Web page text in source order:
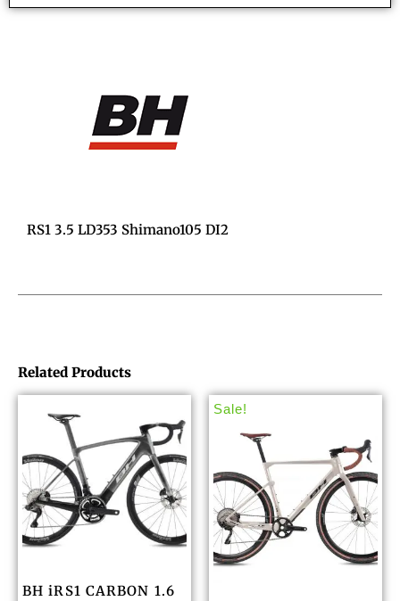
RS1 3.5 LD353 Shimano105 DI2
Related Products
BH iRS1 CARBON 1.6
Sale!